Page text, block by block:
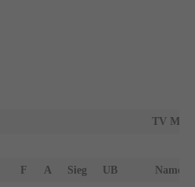
TV
F A Sieg UB Name